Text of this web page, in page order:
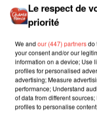
Le respect de
priorité
We and our (447) partnersdo
your consent and/or our
information on a device; Use
profiles for personalised
advertising; Measure
performance; Understand
of data from different
profiles to personalise